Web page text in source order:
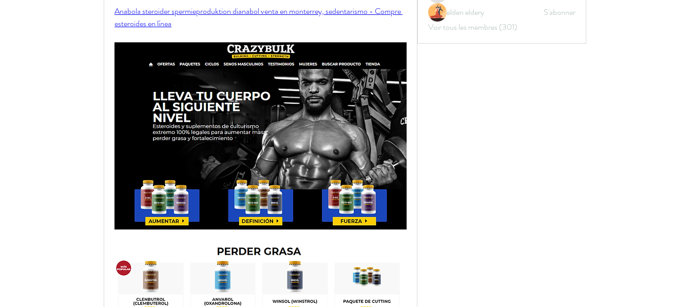
Anabola steroider spermieproduktion dianabol venta en monterrey, sedentarismo - Compre
esteroides en línea
elden eldery
S'abonner
Voir tous les membres (301)